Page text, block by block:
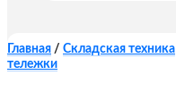
Главная / Складская техника
тележки